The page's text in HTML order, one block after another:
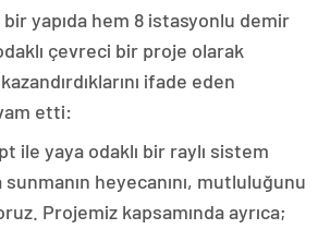
yapıda hem 8 istasyonlu demir
çevreci bir proje olarak
ifade eden
etti:
ile yaya odaklı bir raylı sistem
heyecanını, mutluluğunu
Projemiz kapsamında ayrıca;